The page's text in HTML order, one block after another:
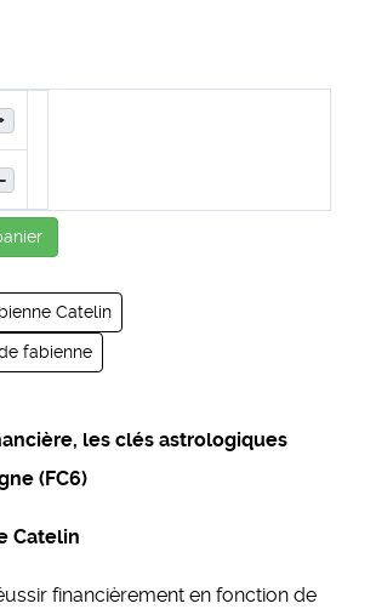
Catelin
fabienne
les clés astrologiques
(FC6)
Catelin
financièrement en fonction de